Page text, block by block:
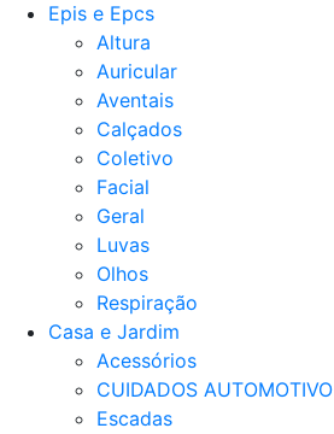
Epis e Epcs
Altura
Auricular
Aventais
Calçados
Coletivo
Facial
Geral
Luvas
Olhos
Respiração
Casa e Jardim
Acessórios
CUIDADOS AUTOMOTIVO
Escadas